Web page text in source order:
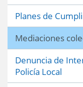
Planes de
Mediaciones
Denuncia de
Policía Local